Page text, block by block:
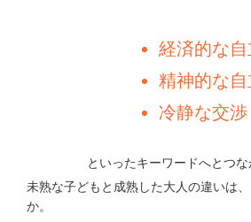
経済的な自
精神的な自
冷静な交渉
といったキーワードへとつな
未熟な子どもと成熟した大人の違いは
か。